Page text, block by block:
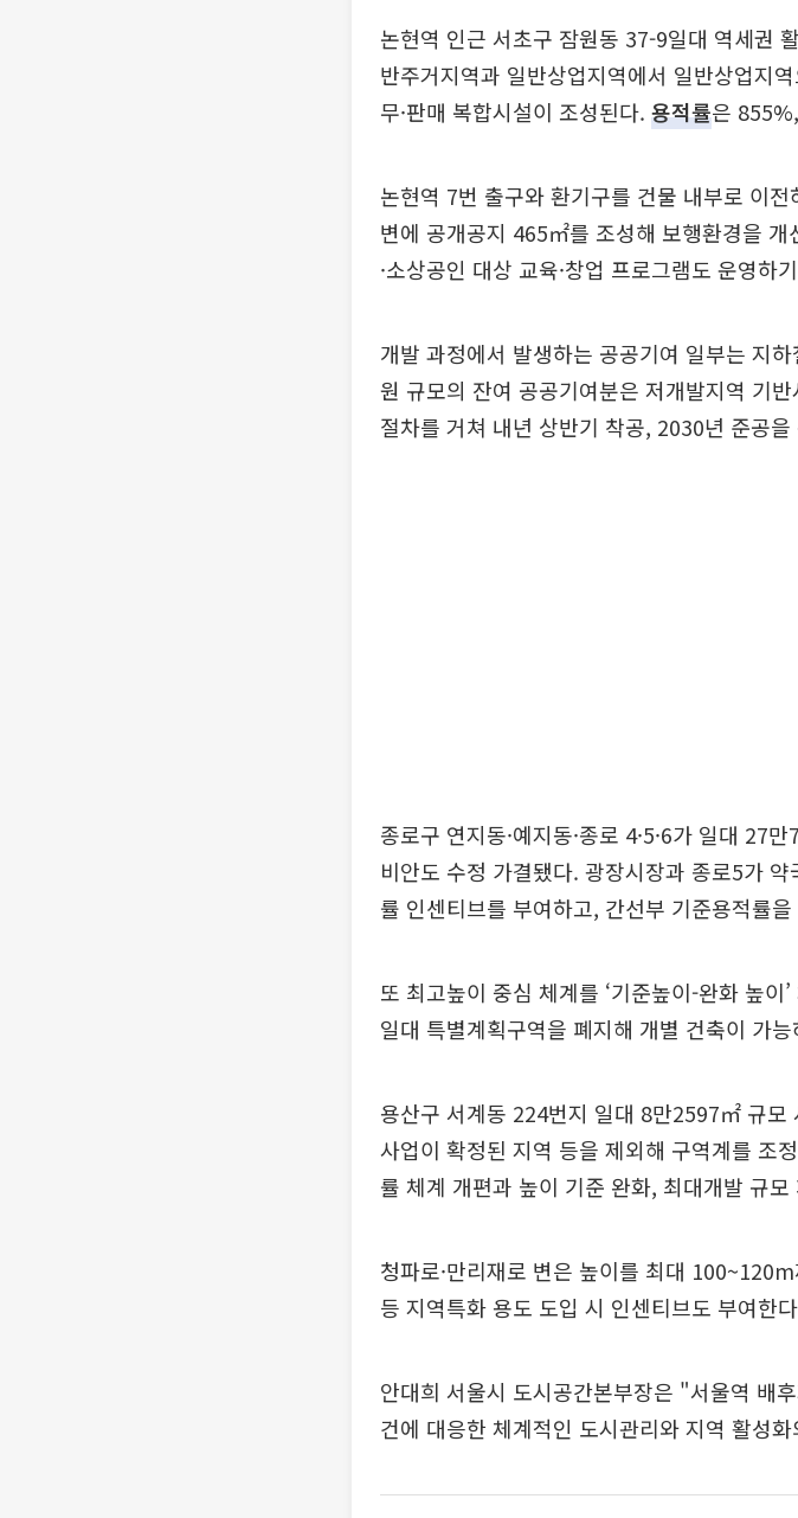
논현역 인근 서초구 잠원동 37-9일대 역세권
반주거지역과 일반상업지역에서 일반상업지
무·판매 복합시설이 조성된다. 용적률은
논현역 7번 출구와 환기구를 건물 내부로 이
변에 공개공지 465㎡를 조성해 보행환경을
·소상공인 대상 교육·창업 프로그램도 운영하
개발 과정에서 발생하는 공공기여 일부는 지
원 규모의 잔여 공공기여분은 저개발지역 기
절차를 거쳐 내년 상반기 착공, 2030년 준공
종로구 연지동·예지동·종로 4·5·6가 일대 27
비안도 수정 가결됐다. 광장시장과 종로5가
률 인센티브를 부여하고, 간선부 기준용적률
또 최고높이 중심 체계를 ‘기준높이-완화 높
일대 특별계획구역을 폐지해 개별 건축이 가
용산구 서계동 224번지 일대 8만2597㎡ 규
사업이 확정된 지역 등을 제외해 구역계를 조
률 체계 개편과 높이 기준 완화, 최대개발 규
청파로·만리재로 변은 높이를 최대
등 지역특화 용도 도입 시 인센티브도 부여한
안대희 서울시 도시공간본부장은 "서울역 배
건에 대응한 체계적인 도시관리와 지역 활성